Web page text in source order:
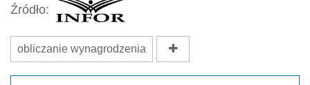
Źródło:
obliczanie wynagrodzenia